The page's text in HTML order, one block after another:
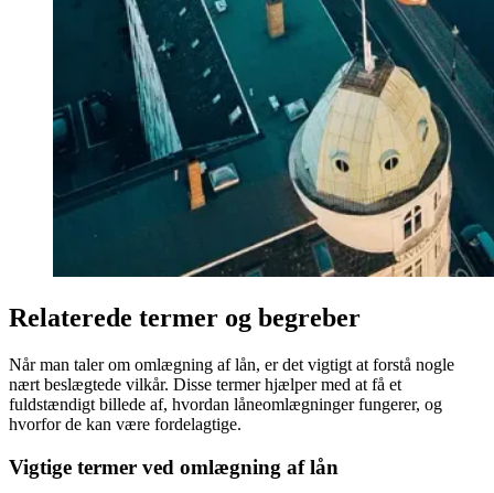
Relaterede termer og begreber
Når man taler om omlægning af lån, er det vigtigt at forstå nogle
nært beslægtede vilkår. Disse termer hjælper med at få et
fuldstændigt billede af, hvordan låneomlægninger fungerer, og
hvorfor de kan være fordelagtige.
Vigtige termer ved omlægning af lån